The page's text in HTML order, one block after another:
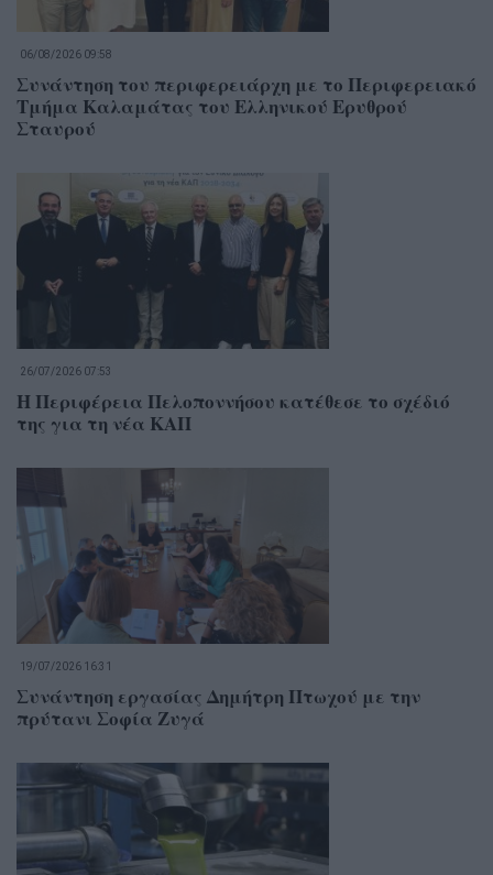
06/08/2026 09:58
Συνάντηση του περιφερειάρχη με το Περιφερειακό
Τμήμα Καλαμάτας του Ελληνικού Ερυθρού
Σταυρού
26/07/2026 07:53
Η Περιφέρεια Πελοποννήσου κατέθεσε το σχέδιό
της για τη νέα ΚΑΠ
19/07/2026 16:31
Συνάντηση εργασίας Δημήτρη Πτωχού με την
πρύτανι Σοφία Ζυγά